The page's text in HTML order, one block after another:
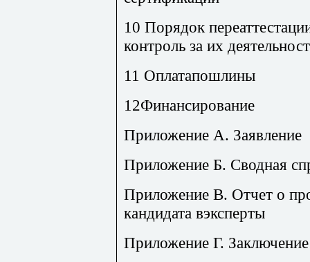
10 Порядок
контроль за их
11 Оплатапошлины
12Финансирование
Приложение А. Заявление
Приложение Б. Сводная
Приложение В. Отчет о
кандидата вэксперты
Приложение Г.